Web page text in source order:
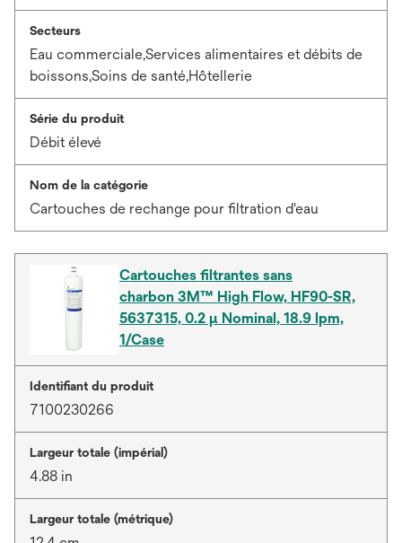
Secteurs
Eau commerciale,Services alimentaires et débits de
boissons,Soins de santé,Hôtellerie
Série du produit
Débit élevé
Nom de la catégorie
Cartouches de rechange pour filtration d'eau
Cartouches filtrantes sans
charbon 3M™ High Flow, HF90-SR,
5637315, 0.2 µ Nominal, 18.9 lpm,
1/Case
Identifiant du produit
7100230266
Largeur totale (impérial)
4.88 in
Largeur totale (métrique)